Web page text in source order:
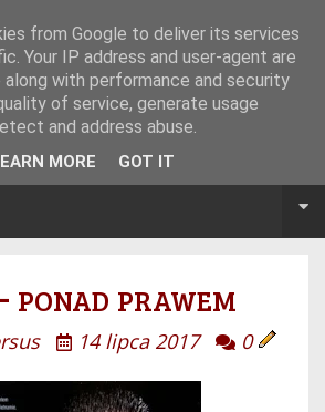
ponad prawem
14 lipca 2017 0
from Google to deliver its services
Your IP address and user-agent are
along with performance and security
of service, generate usage
and address abuse.
MORE GOT IT